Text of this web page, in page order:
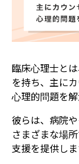
臨床心理士と
を持ち、主に
心理的問題を解
彼らは、病院
さまざまな場
支援を提供しま